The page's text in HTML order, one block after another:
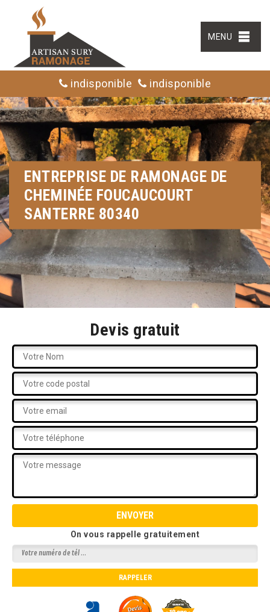
MENU
indisponible indisponible
ENTREPRISE DE RAMONAGE DE
CHEMINÉE FOUCAUCOURT
SANTERRE 80340
Devis gratuit
On vous rappelle gratuitement